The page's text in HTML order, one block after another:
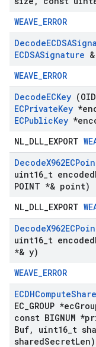
WEAVE_ERROR
Decode
ECDSASignature
WEAVE_ERROR
DecodeECKey
ECPrivateKey
ECPublicKey
NL_DLL_EXPORT
Decode
uint16 t encoded
POINT *& point)
NL_DLL_EXPORT
Decode
uint16 t encoded
*& y)
WEAVE_ERROR
ECDHCompute
EC GROUP *ec
const BIGNUM
Buf, uint16 t
sharedSecretLen)